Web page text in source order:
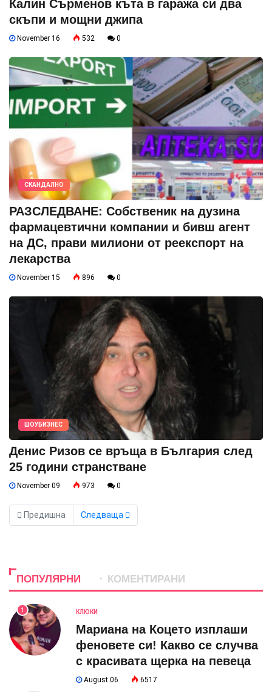
Калин Сърменов къта в гаража си два
скъпи и мощни джипа
November 16 532 0
СКАНДАЛНО
РАЗСЛЕДВАНЕ: Собственик на дузина
фармацевтични компании и бивш агент
на ДС, прави милиони от реекспорт на
лекарства
November 15 896 0
ШОУБИЗНЕС
Денис Ризов се връща в България след
25 години странстване
November 09 973 0
Предишна Следваща
ПОПУЛЯРНИ КОМЕНТИРАНИ
1 КЛЮКИ
Мариана на Коцето изплаши
феновете си! Какво се случва
с красивата щерка на певеца
August 06 6517